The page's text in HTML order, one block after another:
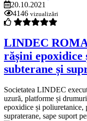
20.10.2021
4146 vizualizări
LINDEC
rășini
subterane și
Societatea LINDEC
uzură, platforme și
epoxidice și poliuretanice,
supraterane, sape suport